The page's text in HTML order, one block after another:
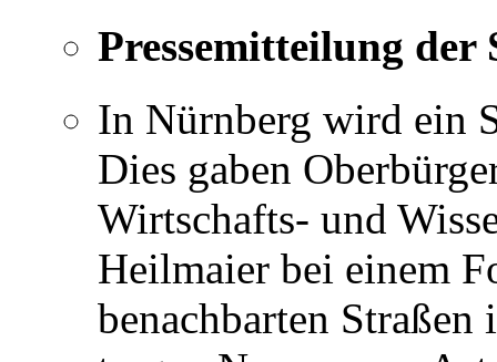
Pressemitteilung der
In Nürnberg wird ein
Dies gaben
Wirtschafts- und
Heilmaier bei einem
benachbarten